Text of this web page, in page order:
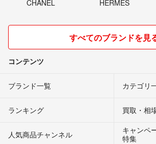
CHANEL HERMES
すべてのブランドを見
コンテンツ
ブランド一覧 カテゴリ
ランキング 買取・相
人気商品チャンネル
キャンペ
特集